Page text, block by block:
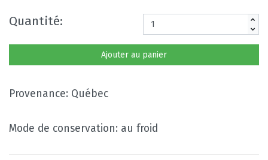
Quantité:
Ajouter au panier
Provenance: Québec
Mode de conservation: au froid